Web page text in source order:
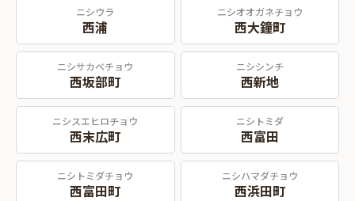
ニシウラ
西浦
ニシオオガネチョウ
西大鐘町
ニシサカベチョウ
西坂部町
ニシシンチ
西新地
ニシスエヒロチョウ
西末広町
ニシトミダ
西富田
ニシトミダチョウ
西富田町
ニシハマダチョウ
西浜田町